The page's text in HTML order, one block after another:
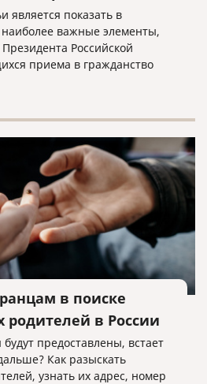
является показать в
важные элементы,
Российской
приема в гражданство
на военную службу в
их семьи.
в поиске
родителей в России
предоставлены, встает
Как разыскать
узнать их адрес, номер